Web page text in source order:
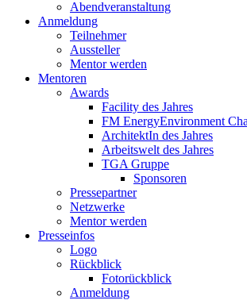
Abendveranstaltung
Anmeldung
Teilnehmer
Aussteller
Mentor werden
Mentoren
Awards
Facility des Jahres
FM EnergyEnvironment
ArchitektIn des Jahres
Arbeitswelt des Jahres
TGA Gruppe
Sponsoren
Pressepartner
Netzwerke
Mentor werden
Presseinfos
Logo
Rückblick
Fotorückblick
Anmeldung